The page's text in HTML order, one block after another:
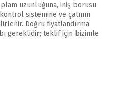
uzunluğuna, iniş borusu
sistemine ve çatının
Doğru fiyatlandırma
gereklidir; teklif için bizimle